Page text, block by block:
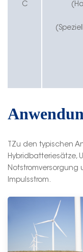
C
Zu den typischen
Hybridbatteriesätze,
Impulsstrom.